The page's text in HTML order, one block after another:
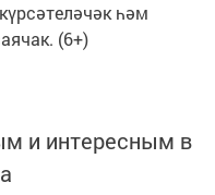
һәм
(6+)
и интересным в